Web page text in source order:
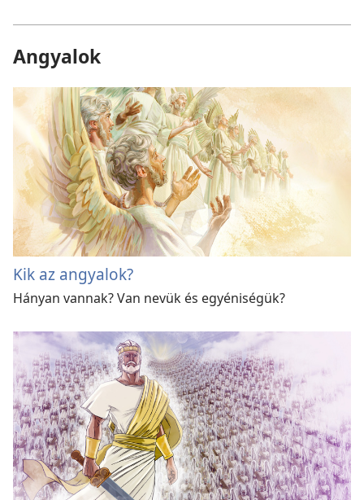
Angyalok
Kik az angyalok?
Hányan vannak? Van nevük és egyéniségük?